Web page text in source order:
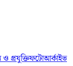
ও প্রযুক্তিফটোআর্কাইভ